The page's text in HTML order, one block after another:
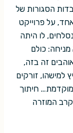
הסגורות של
על פרוייקט
לו היתה
כולם
זה בזה,
למישהו, זורקים
חיתוך
המוזרה